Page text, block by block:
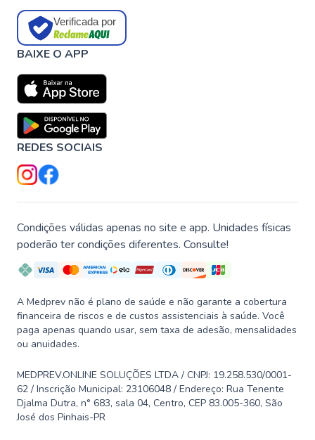
Verificada por
BAIXE O APP
REDES SOCIAIS
Condições válidas apenas no site e app. Unidades físicas
poderão ter condições diferentes. Consulte!
A Medprev não é plano de saúde e não garante a cobertura
financeira de riscos e de custos assistenciais à saúde. Você
paga apenas quando usar, sem taxa de adesão, mensalidades
ou anuidades.
MEDPREV.ONLINE SOLUÇÕES LTDA / CNPJ: 19.258.530/0001-
62 / Inscrição Municipal: 23106048 / Endereço: Rua Tenente
Djalma Dutra, n° 683, sala 04, Centro, CEP 83.005-360, São
José dos Pinhais-PR